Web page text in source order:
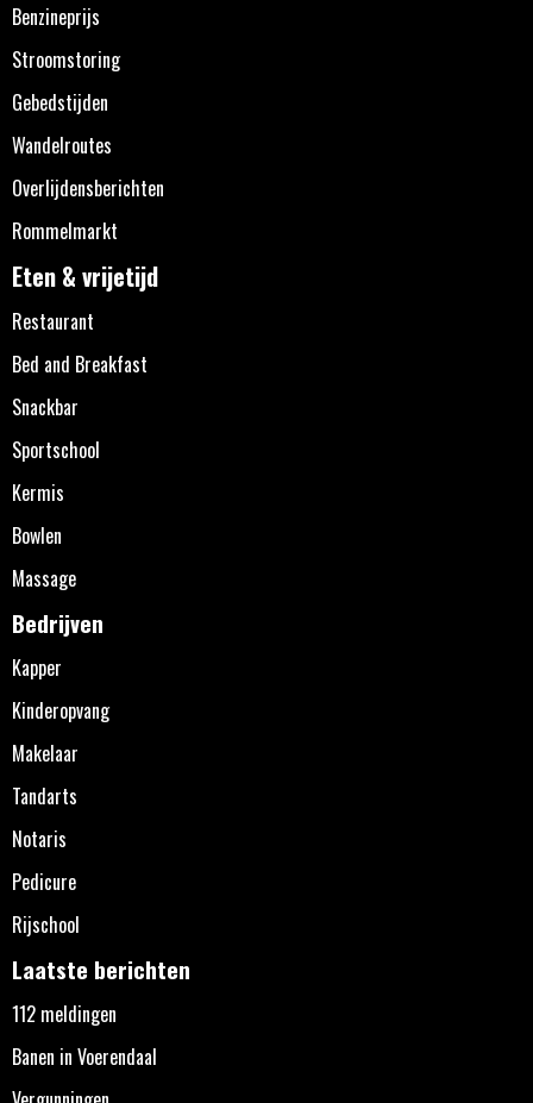
Benzineprijs
Stroomstoring
Gebedstijden
Wandelroutes
Overlijdensberichten
Rommelmarkt
Eten & vrijetijd
Restaurant
Bed and Breakfast
Snackbar
Sportschool
Kermis
Bowlen
Massage
Bedrijven
Kapper
Kinderopvang
Makelaar
Tandarts
Notaris
Pedicure
Rijschool
Laatste berichten
112 meldingen
Banen in Voerendaal